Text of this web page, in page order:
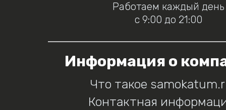
Работаем каждый день
с 9:00 до 21:00
Информация о
Что такое
Контактная